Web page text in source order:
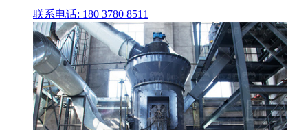
联系电话: 180 3780 8511